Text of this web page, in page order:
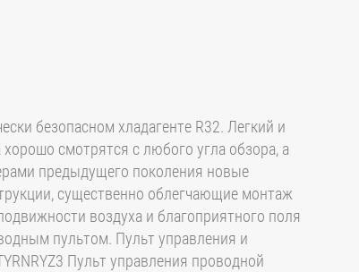
безопасном хладагенте R32. Легкий и
смотрятся с любого угла обзора, а
предыдущего поколения новые
существенно облегчающие монтаж
воздуха и благоприятного поля
пультом. Пульт управления и
Пульт управления проводной